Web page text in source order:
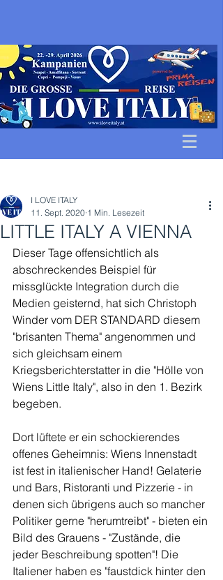
LITTLE ITALY A VIENNA
I LOVE ITALY
11. Sept. 2020 1 Min. Lesezeit
Dieser Tage offensichtlich als
abschreckendes Beispiel für
missglückte Integration durch die
Medien geisternd, hat sich Christoph
Winder vom DER STANDARD diesem
"brisanten Thema" angenommen und
sich gleichsam einem
Kriegsberichterstatter in die "Hölle von
Wiens Little Italy", also in den 1. Bezirk
begeben.
Dort lüftete er ein schockierendes
offenes Geheimnis: Wiens Innenstadt
ist fest in italienischer Hand! Gelaterie
und Bars, Ristoranti und Pizzerie - in
denen sich übrigens auch so mancher
Politiker gerne "herumtreibt" - bieten ein
Bild des Grauens - "Zustände, die
jeder Beschreibung spotten"! Die
Italiener haben es "faustdick hinter den